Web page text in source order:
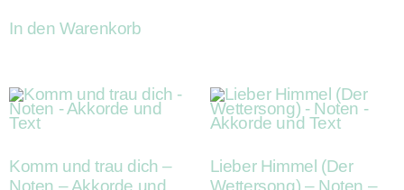
In den Warenkorb
Komm und trau dich –
Noten – Akkorde und
Lieber Himmel (Der
Wettersong) – Noten –